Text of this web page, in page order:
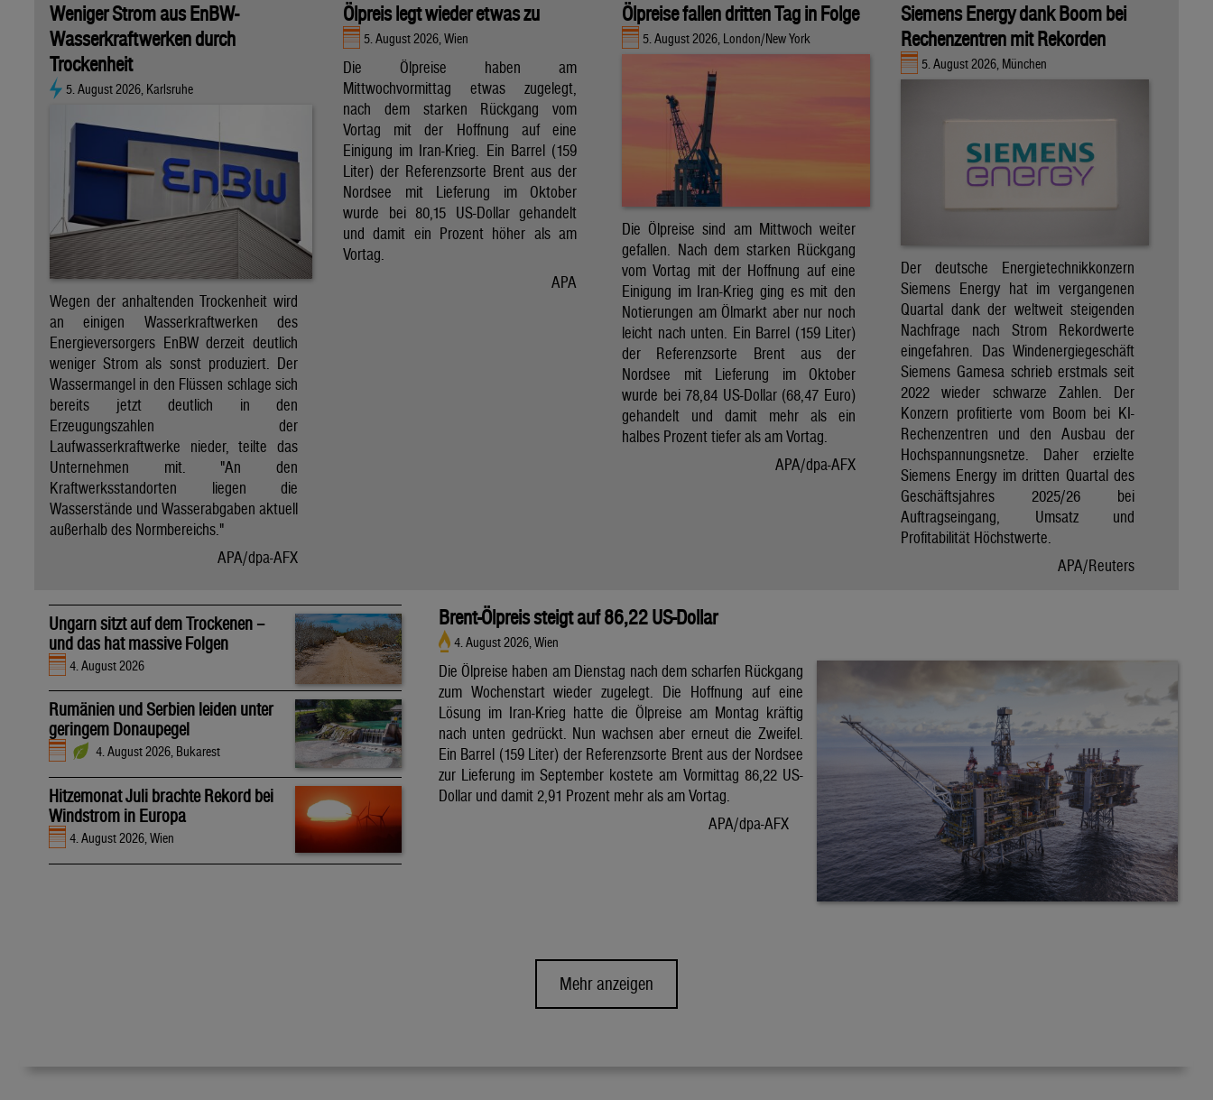
Weniger Strom aus EnBW-
Wasserkraftwerken durch
Trockenheit
5. August 2026, Karlsruhe
Wegen der anhaltenden Trockenheit wird
an einigen Wasserkraftwerken des
Energieversorgers EnBW derzeit deutlich
weniger Strom als sonst produziert. Der
Wassermangel in den Flüssen schlage sich
bereits jetzt deutlich in den
Erzeugungszahlen der
Laufwasserkraftwerke nieder, teilte das
Unternehmen mit. "An den
Kraftwerksstandorten liegen die
Wasserstände und Wasserabgaben aktuell
außerhalb des Normbereichs."
APA/dpa-AFX
Ölpreis legt wieder etwas zu
5. August 2026, Wien
Die Ölpreise haben am
Mittwochvormittag etwas zugelegt,
nach dem starken Rückgang vom
Vortag mit der Hoffnung auf eine
Einigung im Iran-Krieg. Ein Barrel (159
Liter) der Referenzsorte Brent aus der
Nordsee mit Lieferung im Oktober
wurde bei 80,15 US-Dollar gehandelt
und damit ein Prozent höher als am
Vortag.
APA
Ölpreise fallen dritten Tag in Folge
5. August 2026, London/New York
Die Ölpreise sind am Mittwoch weiter
gefallen. Nach dem starken Rückgang
vom Vortag mit der Hoffnung auf eine
Einigung im Iran-Krieg ging es mit den
Notierungen am Ölmarkt aber nur noch
leicht nach unten. Ein Barrel (159 Liter)
der Referenzsorte Brent aus der
Nordsee mit Lieferung im Oktober
wurde bei 78,84 US-Dollar (68,47 Euro)
gehandelt und damit mehr als ein
halbes Prozent tiefer als am Vortag.
APA/dpa-AFX
Siemens Energy dank Boom bei
Rechenzentren mit Rekorden
5. August 2026, München
Der deutsche Energietechnikkonzern
Siemens Energy hat im vergangenen
Quartal dank der weltweit steigenden
Nachfrage nach Strom Rekordwerte
eingefahren. Das Windenergiegeschäft
Siemens Gamesa schrieb erstmals seit
2022 wieder schwarze Zahlen. Der
Konzern profitierte vom Boom bei KI-
Rechenzentren und den Ausbau der
Hochspannungsnetze. Daher erzielte
Siemens Energy im dritten Quartal des
Geschäftsjahres 2025/26 bei
Auftragseingang, Umsatz und
Profitabilität Höchstwerte.
APA/Reuters
Ungarn sitzt auf dem Trockenen –
und das hat massive Folgen
4. August 2026
Rumänien und Serbien leiden unter
geringem Donaupegel
4. August 2026, Bukarest
Hitzemonat Juli brachte Rekord bei
Windstrom in Europa
4. August 2026, Wien
Brent-Ölpreis steigt auf 86,22 US-Dollar
4. August 2026, Wien
Die Ölpreise haben am Dienstag nach dem scharfen Rückgang
zum Wochenstart wieder zugelegt. Die Hoffnung auf eine
Lösung im Iran-Krieg hatte die Ölpreise am Montag kräftig
nach unten gedrückt. Nun wachsen aber erneut die Zweifel.
Ein Barrel (159 Liter) der Referenzsorte Brent aus der Nordsee
zur Lieferung im September kostete am Vormittag 86,22 US-
Dollar und damit 2,91 Prozent mehr als am Vortag.
APA/dpa-AFX
Mehr anzeigen